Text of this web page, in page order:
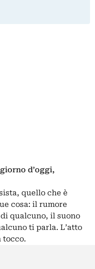
d’oggi,
quello che è
cosa: il rumore
qualcuno, il suono
ti parla. L’atto
tocco.